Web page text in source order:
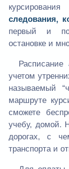
следования,
первый и
остановке и
Расписание
учетом
называемый
маршруте
сможете
учебу, домой.
дорогах, с
транспорта и